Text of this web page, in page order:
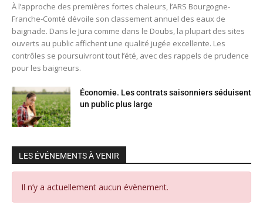
À l’approche des premières fortes chaleurs, l’ARS Bourgogne-
Franche-Comté dévoile son classement annuel des eaux de
baignade. Dans le Jura comme dans le Doubs, la plupart des sites
ouverts au public affichent une qualité jugée excellente. Les
contrôles se poursuivront tout l’été, avec des rappels de prudence
pour les baigneurs.
Économie. Les contrats saisonniers séduisent
un public plus large
LES ÉVÉNEMENTS À VENIR
Il n’y a actuellement aucun évènement.